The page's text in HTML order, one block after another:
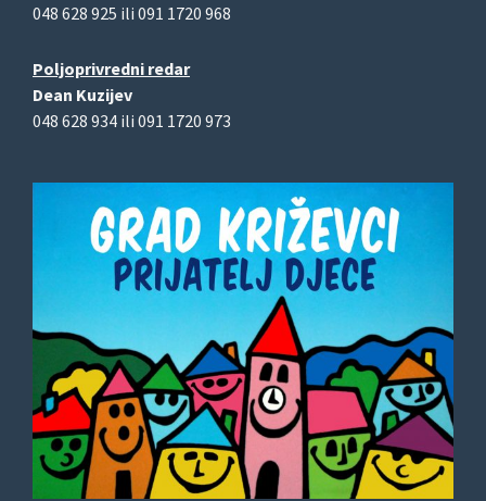
048 628 925 ili 091 1720 968
Poljoprivredni redar
Dean Kuzijev
048 628 934 ili 091 1720 973